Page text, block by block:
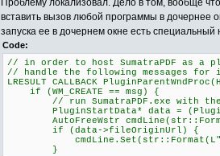
Проблему локализовал. Дело в том, вообще
вставить вызов любой программы в дочернее
запуска ее в дочернем окне есть
Code:
// in order to host SumatraPDF as a
// handle the following messages
LRESULT CALLBACK
if (WM_CREATE == msg) {
// run SumatraPDF.exe with the -
PluginStartData* data =
AutoFreeWstr
if (data->fileOriginUrl) {
cmdLine.Set(str::Format(L"-
}